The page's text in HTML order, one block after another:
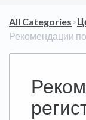
All Categories​>​
Рекомендации